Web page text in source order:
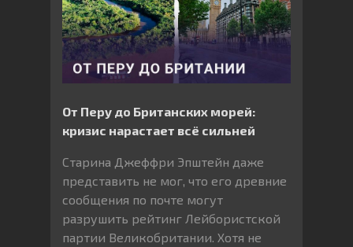
От Перу до Британских морей:
кризис нарастает всё сильней
Старина Джеффри Эпштейн даже
представить не мог, что его древние
сообщения по почте могут
разрушить рейтинг Лейбористской
партии Великобритании. Хотя не